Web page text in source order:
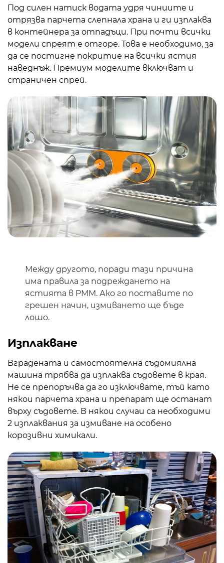
Под силен натиск водата удря чиниите и
отрязва парчета слепнала храна и ги изплаква
в контейнера за отпадъци. При почти всички
модели спреят е отгоре. Това е необходимо, за
да се постигне покритие на всички ястия
наведнъж. Премиум моделите включват и
страничен спрей.
Между другото, поради тази причина
има правила за подреждането на
ястията в PMM. Ако го поставите по
грешен начин, измиването ще бъде
лошо.
Изплакване
Вградената и самостоятелна съдомиялна
машина трябва да изплаква съдовете в края.
Не се препоръчва да го изключвате, тъй като
някои парчета храна и препарат ще останат
върху съдовете. В някои случаи са необходими
2 изплаквания за измиване на особено
корозивни химикали.